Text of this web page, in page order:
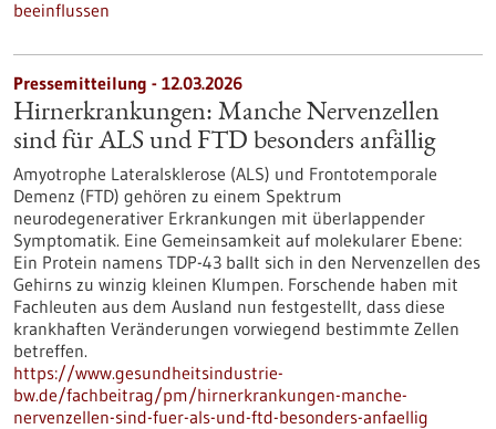
beeinflussen
Pressemitteilung - 12.03.2026
Hirnerkrankungen: Manche Nervenzellen
sind für ALS und FTD besonders anfällig
Amyotrophe Lateralsklerose (ALS) und Frontotemporale
Demenz (FTD) gehören zu einem Spektrum
neurodegenerativer Erkrankungen mit überlappender
Symptomatik. Eine Gemeinsamkeit auf molekularer Ebene:
Ein Protein namens TDP-43 ballt sich in den Nervenzellen des
Gehirns zu winzig kleinen Klumpen. Forschende haben mit
Fachleuten aus dem Ausland nun festgestellt, dass diese
krankhaften Veränderungen vorwiegend bestimmte Zellen
betreffen.
https://www.gesundheitsindustrie-
bw.de/fachbeitrag/pm/hirnerkrankungen-manche-
nervenzellen-sind-fuer-als-und-ftd-besonders-anfaellig